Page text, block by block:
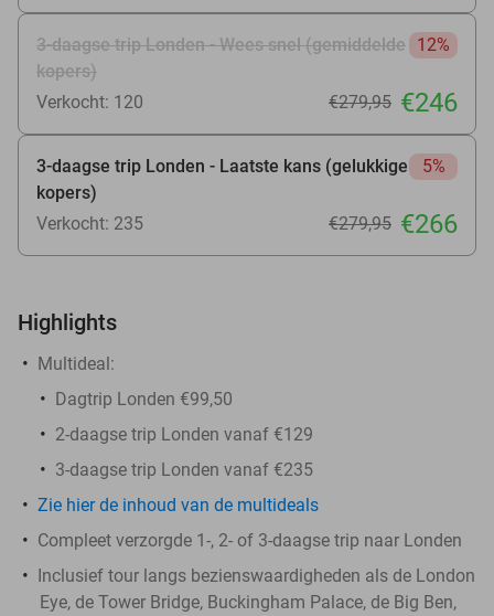
3-daagse trip Londen - Wees snel (gemiddelde
kopers)
12%
Verkocht: 120 €279,95 €246
3-daagse trip Londen - Laatste kans (gelukkige
kopers)
5%
Verkocht: 235 €279,95 €266
Highlights
Multideal:
Dagtrip Londen €99,50
2-daagse trip Londen vanaf €129
3-daagse trip Londen vanaf €235
Zie hier de inhoud van de multideals
Compleet verzorgde 1-, 2- of 3-daagse trip naar Londen
Inclusief tour langs bezienswaardigheden als de London
Eye, de Tower Bridge, Buckingham Palace, de Big Ben,